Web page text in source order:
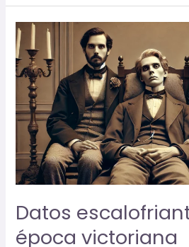
Datos
época victoriana
Datos
escalofriantes
de
época
victoriana